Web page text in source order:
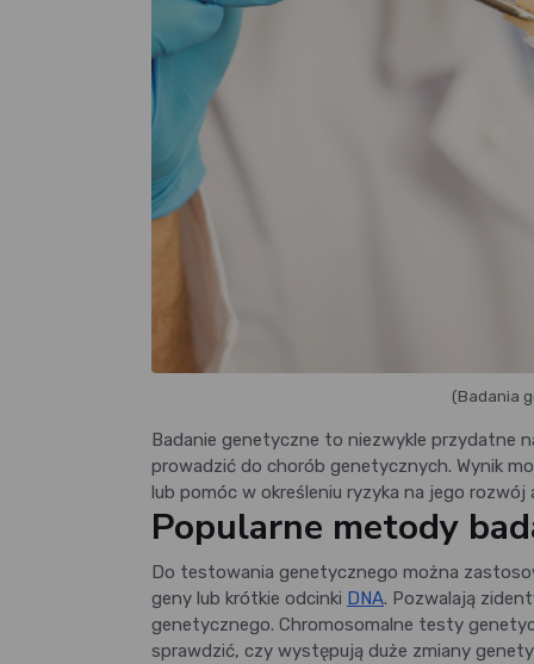
(Badania
Badanie genetyczne to niezwykle przydatne
prowadzić do chorób genetycznych. Wynik
lub pomóc w określeniu ryzyka na jego
Popularne metody
Do testowania genetycznego można
geny lub krótkie odcinki DNA. Pozwalają
genetycznego. Chromosomalne testy
sprawdzić, czy występują duże zmiany